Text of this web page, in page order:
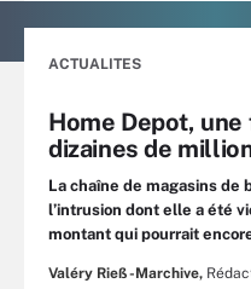
ACTUALITES
Home Depot,
dizaines de
La chaîne de magasins de
l’intrusion dont elle a été
montant qui pourrait
Valéry Rieß-Marchive,